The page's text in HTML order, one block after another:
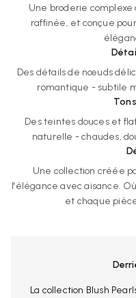
Une broderie
raffinée, et conçue
Des détails de nœuds
romantique - subtile
Des teintes douces et
naturelle - chaudes,
Une collection créée
l'élégance avec aisance.
et chaque
La collection Blush